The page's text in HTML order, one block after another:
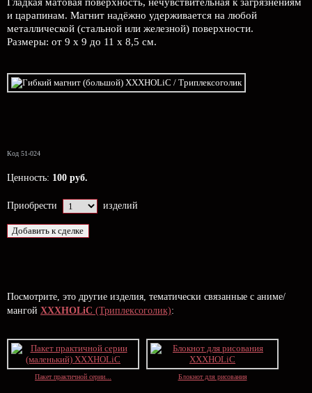
и царапинам. Магнит надёжно удерживается на любой
металлической (стальной или железной) поверхности.
Размеры: от 9 х 9 до 11 х 8,5 см.
Код 51-024
Ценность: 100 руб.
Приобрести изделий
Посмотрите, это другие изделия, тематически связанные с аниме/
мангой XXXHOLiC (Триплексоголик):
Пакет практичной серии... Блокнот для рисования